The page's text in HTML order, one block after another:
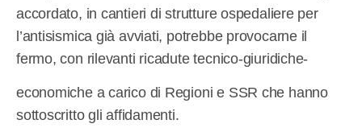
accordato, in cantieri di strutture ospedaliere per
l’antisismica già avviati, potrebbe provocarne il
fermo, con rilevanti ricadute tecnico-giuridiche-
economiche a carico di Regioni e SSR che hanno
sottoscritto gli affidamenti.